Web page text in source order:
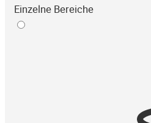
Einzelne Bereiche